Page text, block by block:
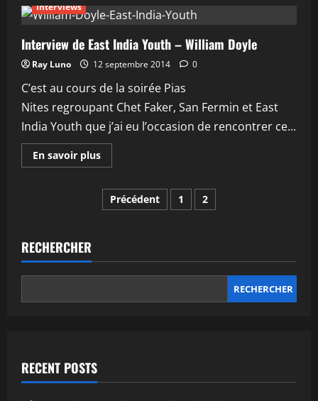
Interview
de
Francescoli
–
Mathieu
Hocine
et
Julia
Minkin
Interviews
Interview de East India Youth – William Doyle
Ray Luno 12 septembre 2014 0
C’est au cours de la soirée Pias
Nites regroupant Chet Faker, San Fermin et East
India Youth que j’ai eu l’occasion de rencontrer ce...
En savoir plusEn
savoir
Interview
de
East
Doyle
Pagination
publications
Précédent 1 2
RECHERCHER
RECHERCHER
RECENT POSTS